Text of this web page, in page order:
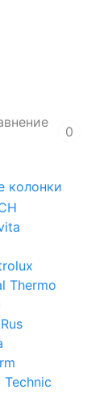
0
колонки
Thermo
Technic